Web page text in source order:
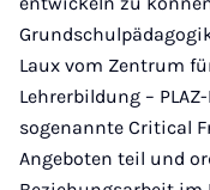
Laux vom Zentrum
Lehrerbildung –
sogenannte Critical
Angeboten teil und